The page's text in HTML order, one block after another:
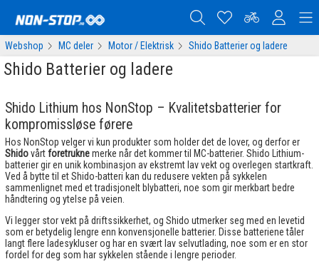
Webshop MC deler Motor / Elektrisk Shido Batterier og ladere
Shido Batterier og ladere
Shido Lithium hos NonStop – Kvalitetsbatterier for
kompromissløse førere
Hos NonStop velger vi kun produkter som holder det de lover, og derfor er
Shidovårtforetruknemerke når det kommer til MC-batterier. Shido Lithium-
batterier gir en unik kombinasjon av ekstremt lav vekt og overlegen startkraft.
Ved å bytte til et Shido-batteri kan du redusere vekten på sykkelen
sammenlignet med et tradisjonelt blybatteri, noe som gir merkbart bedre
håndtering og ytelse på veien.
Vi legger stor vekt på driftssikkerhet, og Shido utmerker seg med en levetid
som er betydelig lengre enn konvensjonelle batterier. Disse batteriene tåler
langt flere ladesykluser og har en svært lav selvutlading, noe som er en stor
fordel for deg som har sykkelen stående i lengre perioder.